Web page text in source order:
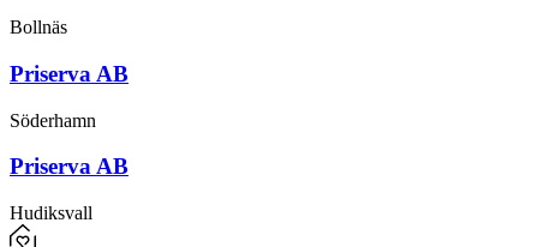
Bollnäs
Priserva AB
Söderhamn
Priserva AB
Hudiksvall